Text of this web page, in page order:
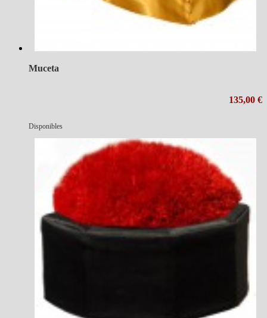
Muceta
135,00 €
Disponibles